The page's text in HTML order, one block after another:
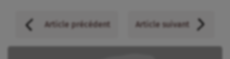
Article précédent Article suivant